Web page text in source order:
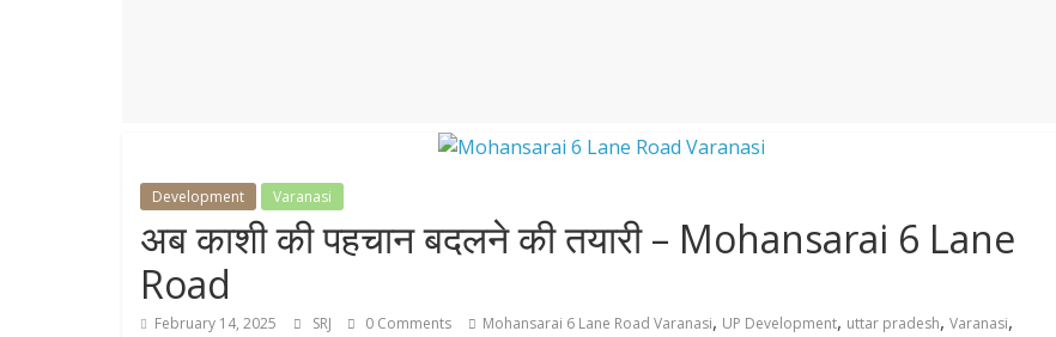
Development Varanasi
अब काशी की पहचान बदलने की तयारी – Mohansarai 6 Lane
Road
February 14, 2025 SRJ 0 Comments Mohansarai 6 Lane Road Varanasi, UP Development, uttar pradesh, Varanasi,